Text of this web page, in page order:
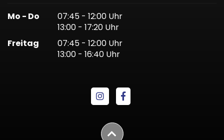
Mo - Do
07:45 - 12:00 Uhr
13:00 - 17:20 Uhr
Freitag
07:45 - 12:00 Uhr
13:00 - 16:40 Uhr